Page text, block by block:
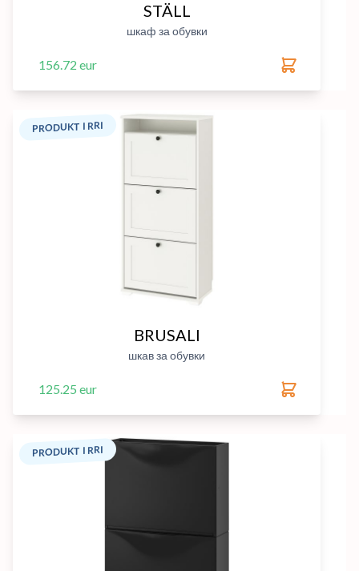
STÄLL
шкаф за обувки
156.72 eur
PRODUKT I RRI
BRUSALI
шкав за обувки
125.25 eur
PRODUKT I RRI